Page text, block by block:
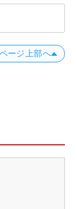
ページ上部へ